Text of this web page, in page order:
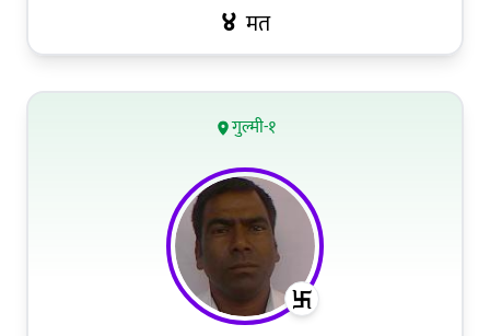
४ मत
गुल्मी-१